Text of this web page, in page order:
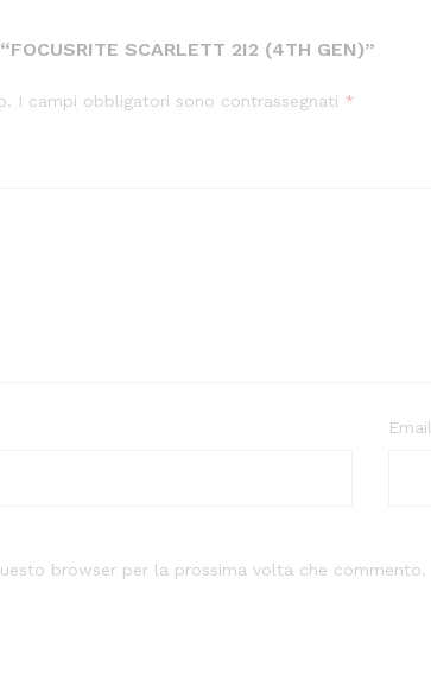
SCARLETT 2I2 (4TH GEN)”
I campi obbligatori sono contrassegnati *
Email
browser per la prossima volta che commento.